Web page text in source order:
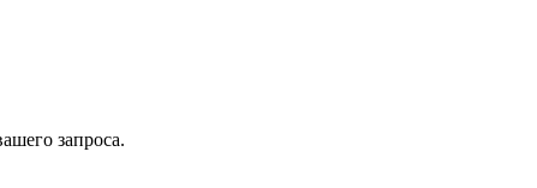
запроса.